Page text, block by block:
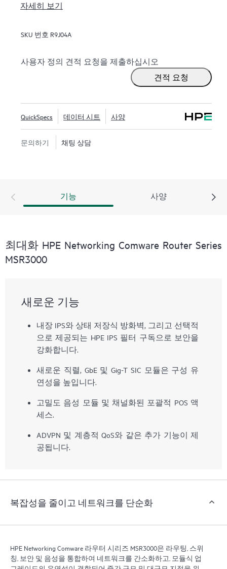
든 기능을 갖춘 탄력적 라우팅 플랫폼을 제공하며 최
화된 쓰루풋을 지원하여 동시 서비스와 함께 고성능
HPE Networking Comware 라우터 시리즈 MSR3000은
Open Application Platform 모듈을 통해 다양한 가상 애
정성으로 중간 규모 및 대규모 지점의 탄력성을 강화
합니다.
MSR3000 시리즈는 관리가 쉬운 단일 플랫폼에서 통
자세히 보기
SKU 번호 R9J04A
사용자 정의 견적 요청을 제출하십시오
견적 요청
QuickSpecs 데이터 시트 사양
문의하기 채팅 상담
기능 사양
최대화 HPE Networking Comware Router Series
MSR3000
새로운 기능
내장 IPS와 상태 저장식 방화벽, 그리고 선택적
으로 제공되는 HPE IPS 필터 구독으로 보안을
강화합니다.
새로운 직렬, GbE 및 Gig-T SIC 모듈은 구성 유
연성을 높입니다.
고밀도 음성 모듈 및 채널화된 포괄적 POS 액
세스.
ADVPN 및 계층적 QoS와 같은 추가 기능이 제
공됩니다.
복잡성을 줄이고 네트워크를 단순화
HPE Networking Comware 라우터 시리즈 MSR3000은 라우팅, 스위
칭, 보안 및 음성을 통합하여 네트워크를 간소화하고, 모듈식 업